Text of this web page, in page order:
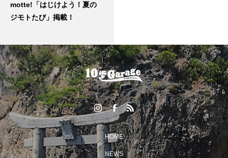
motte!「はじけよう！夏の
ジモトたび」掲載！
HOME
NEWS